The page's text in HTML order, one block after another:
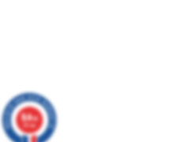
9.4/10
267 avis